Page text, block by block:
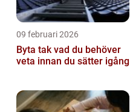
09 februari 2026
Byta tak vad du behöver
veta innan du sätter igång